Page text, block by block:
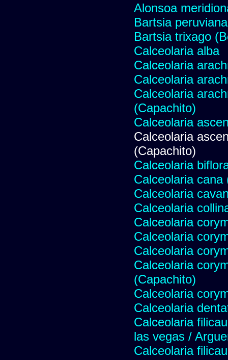
Alonsoa
Bartsia peruviana
Bartsia trixago
Calceolaria alba
Calceolaria
Calceolaria
Calceolaria
(Capachito)
Calceolaria
Calceolaria
(Capachito)
Calceolaria
Calceolaria
Calceolaria
Calceolaria
Calceolaria
Calceolaria
Calceolaria
Calceolaria
(Capachito)
Calceolaria
Calceolaria
Calceolaria
las vegas /
Calceolaria